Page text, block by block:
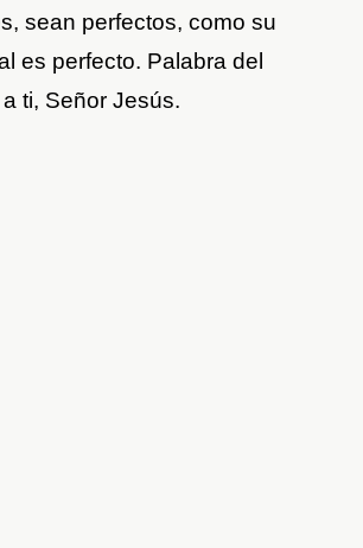
sean perfectos, como su
es perfecto. Palabra del
ti, Señor Jesús.